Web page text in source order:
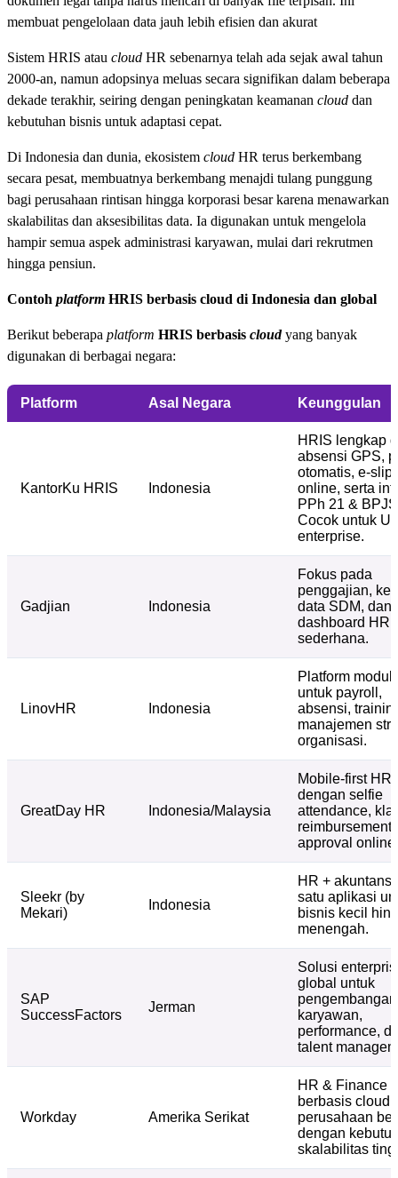
membuat pengelolaan data jauh lebih efisien dan akurat
Sistem HRIS atau cloud HR sebenarnya telah ada sejak awal tahun
2000-an, namun adopsinya meluas secara signifikan dalam beberapa
dekade terakhir, seiring dengan peningkatan keamanan cloud dan
kebutuhan bisnis untuk adaptasi cepat.
Di Indonesia dan dunia, ekosistem cloud HR terus berkembang
secara pesat, membuatnya berkembang menajdi tulang punggung
bagi perusahaan rintisan hingga korporasi besar karena menawarkan
skalabilitas dan aksesibilitas data. Ia digunakan untuk mengelola
hampir semua aspek administrasi karyawan, mulai dari rekrutmen
hingga pensiun.
Contoh platform HRIS berbasis cloud di Indonesia dan global
Berikut beberapa platform HRIS berbasis cloudyang banyak
digunakan di berbagai negara:
Platform Asal Negara Keunggulan
KantorKu HRIS Indonesia
HRIS lengkap
absensi GPS,
otomatis, e-
online, serta
PPh 21 &
Cocok untuk
enterprise.
Gadjian Indonesia
Fokus pada
penggajian,
data SDM, dan
dashboard HR
sederhana.
LinovHR Indonesia
Platform
untuk payroll,
absensi,
manajemen
organisasi.
GreatDay HR Indonesia/Malaysia
Mobile-first
dengan selfie
attendance,
approval online.
Sleekr (by
Mekari)
Indonesia
HR +
satu aplikasi
bisnis kecil
menengah.
SAP
SuccessFactors
Jerman
Solusi
global untuk
pengembangan
karyawan,
performance,
talent
Workday Amerika Serikat
HR & Finance
berbasis cloud
perusahaan
dengan
skalabilitas